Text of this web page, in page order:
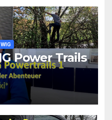
WIG
Power Trails